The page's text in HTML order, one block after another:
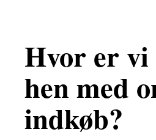
Hvor er vi
hen med
indkøb?